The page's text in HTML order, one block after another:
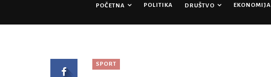
POČETNA POLITIKA DRUŠTVO EKONOMIJA
SPORT